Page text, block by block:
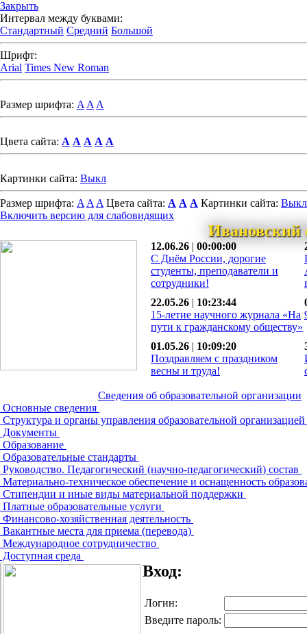
Закрыть
Интервал между буквами:
Стандартный Средний Большой
Шрифт:
Arial Times New Roman
Размер шрифта: A A A
Цвета сайта: A A A A A
Картинки сайта: Выкл
Размер шрифта: A A A Цвета сайта: A A A Картинки сайта: Выкл
Включить версию для слабовидящих
12.06.26 | 00:00:00
С Днём России, дорогие
студенты, преподаватели и
сотрудники!
22.05.26 | 10:23:44
15-летие научного журнала «На
пути к гражданскому обществу»
01.05.26 | 10:09:20
Поздравляем с праздником
весны и труда!
Сведения об образовательной организации
Основные сведения
Структура и органы управления образовательной организацией
Документы
Образование
Образовательные стандарты
Руководство. Педагогический (научно-педагогический) состав
Материально-техническое обеспечение и оснащенность
Стипендии и иные виды материальной поддержки
Платные образовательные услуги
Финансово-хозяйственная деятельность
Вакантные места для приема (перевода)
Международное сотрудничество
Доступная среда
Вход:
Логин:
Введите пароль: